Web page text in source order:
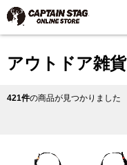
アウトドア雑貨
421件の商品が見つかりました